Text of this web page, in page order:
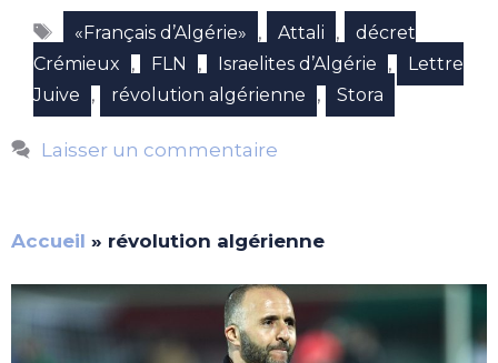
Étiquettes
«Français d’Algérie» , Attali ,
décret
Crémieux
, FLN , Israelites d’Algérie ,
Lettre
Juive
, révolution algérienne , Stora
Laisser un commentaire
Accueil » révolution algérienne